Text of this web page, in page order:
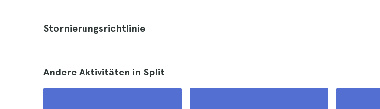
Stornierungsrichtlinie
Andere Aktivitäten in Split